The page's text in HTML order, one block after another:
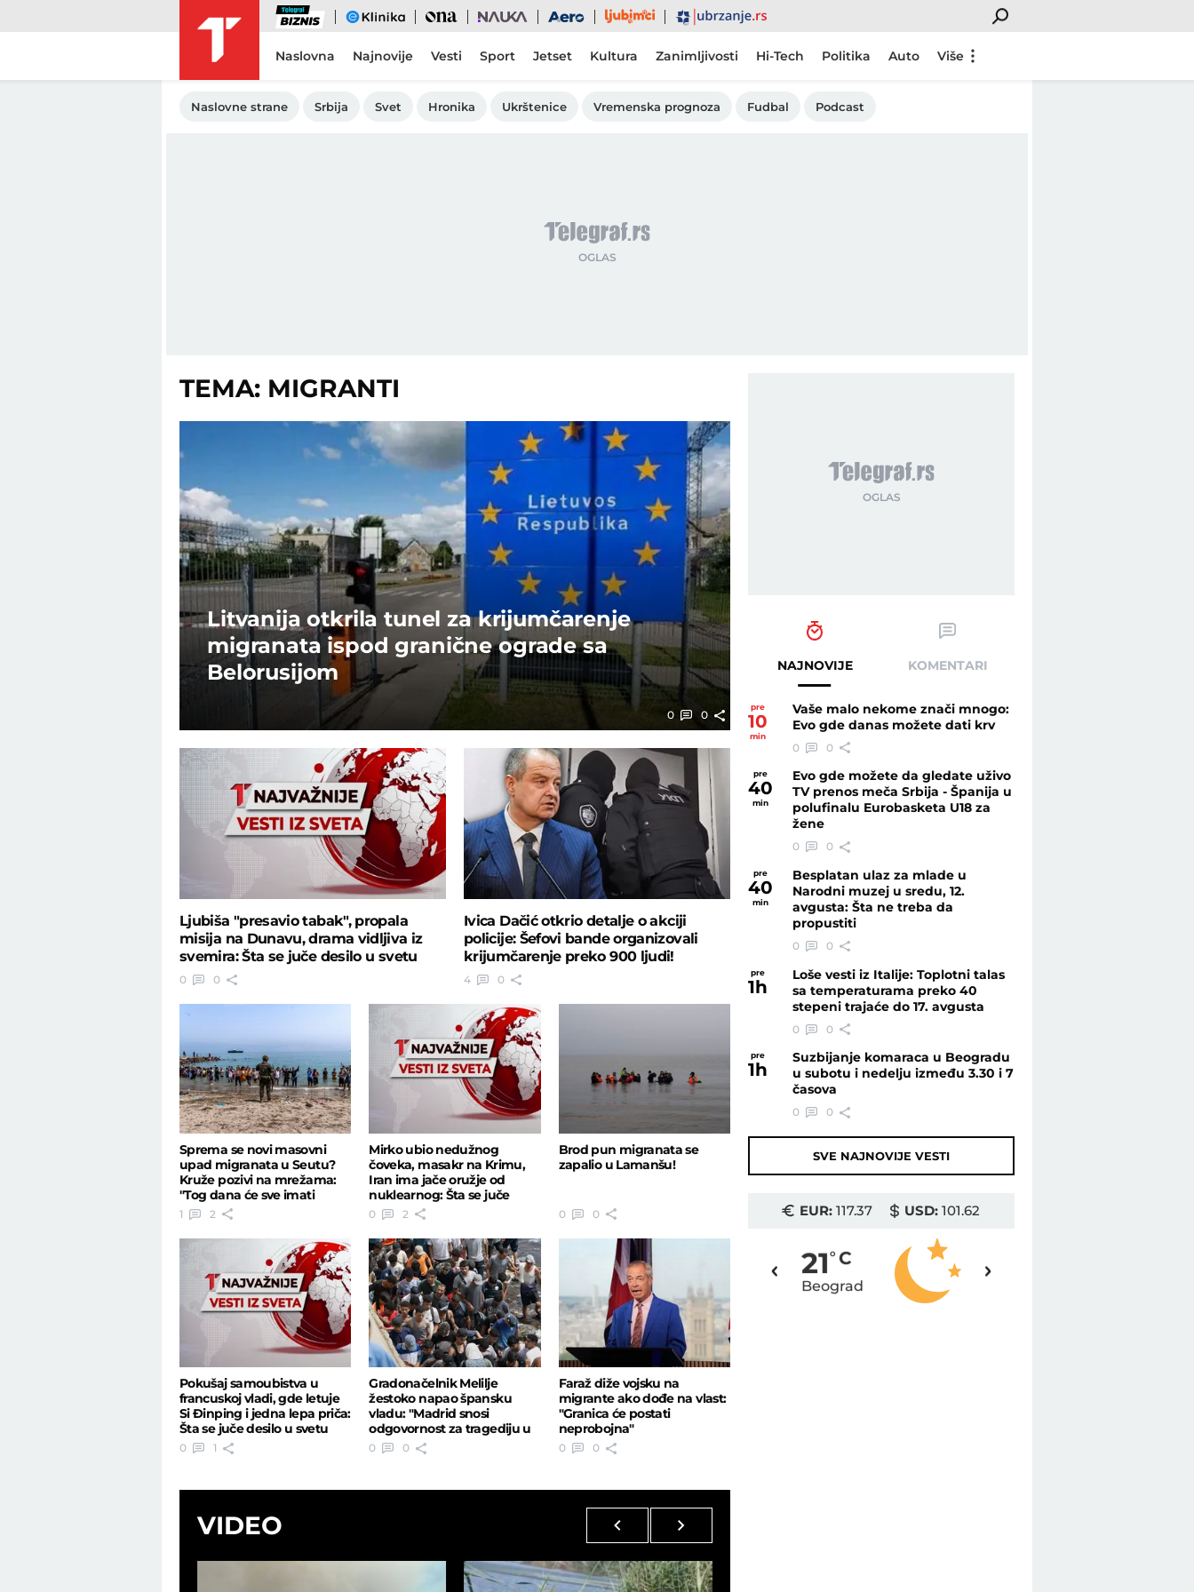
Biznis eKlinika Ona Nauka Aero Ljubimci Ubrzanje
Naslovna Najnovije Vesti Sport Jetset Kultura Zanimljivosti Hi-Tech Politika Auto Više
Naslovne strane Srbija Svet Hronika Ukrštenice Vremenska prognoza Fudbal Podcast
TEMA: MIGRANTI
Litvanija otkrila tunel za krijumčarenje
migranata ispod granične ograde sa
Belorusijom
0 0
Ljubiša "presavio tabak", propala
misija na Dunavu, drama vidljiva iz
svemira: Šta se juče desilo u svetu
0 0
Ivica Dačić otkrio detalje o akciji
policije: Šefovi bande organizovali
krijumčarenje preko 900 ljudi!
4 0
Sprema se novi masovni
upad migranata u Seutu?
Kruže pozivi na mrežama:
"Tog dana će sve imati
smisla"
1 2
Mirko ubio nedužnog
čoveka, masakr na Krimu,
Iran ima jače oružje od
nuklearnog: Šta se juče
desilo u svetu
0 2
Brod pun migranata se
zapalio u Lamanšu!
0 0
Pokušaj samoubistva u
francuskoj vladi, gde letuje
Si Đinping i jedna lepa priča:
Šta se juče desilo u svetu
0 1
Gradonačelnik Melilje
žestoko napao špansku
vladu: "Madrid snosi
odgovornost za tragediju u
Seuti"
0 0
Faraž diže vojsku na
migrante ako dođe na vlast:
"Granica će postati
neprobojna"
0 0
NAJNOVIJE KOMENTARI
pre
10
min
Vaše malo nekome znači mnogo:
Evo gde danas možete dati krv
0 0
pre
40
min
Evo gde možete da gledate uživo
TV prenos meča Srbija - Španija u
polufinalu Eurobasketa U18 za
žene
0 0
pre
40
min
Besplatan ulaz za mlade u
Narodni muzej u sredu, 12.
avgusta: Šta ne treba da
propustiti
0 0
pre
1h
Loše vesti iz Italije: Toplotni talas
sa temperaturama preko 40
stepeni trajaće do 17. avgusta
0 0
pre
1h
Suzbijanje komaraca u Beogradu
u subotu i nedelju između 3.30 i 7
časova
0 0
SVE NAJNOVIJE VESTI
EUR:117.37 USD: 101.62
16
Priština
21 o C
Beograd
VIDEO